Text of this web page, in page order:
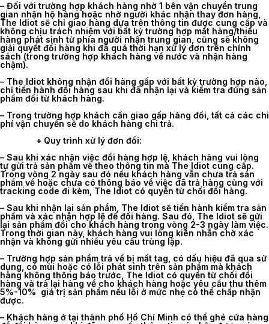
– Đối với trường hợp khách hàng nhờ 1 bên vận chuyển trung
gian nhận hộ hàng hoặc nhờ người khác nhận thay đơn hàng,
The Idiot sẽ chỉ giao hàng dựa trên thông tin được cung cấp và
không chịu trách nhiệm với bất kỳ trường hợp mất hàng/thiếu
hàng phát sinh từ phía người nhận trung gian, cũng sẽ không
giải quyết đổi hàng khi đã quá thời hạn xử lý đơn trên chính
sách (trong trường hợp khách hàng về nước và nhận hàng
chậm).
– The Idiot không nhận đổi hàng gấp với bất kỳ trường hợp nào,
chỉ tiến hành đổi hàng sau khi đã nhận lại và kiểm tra đúng sản
phẩm đổi từ khách hàng.
– Trong trường hợp khách cần giao gấp hàng đổi, tất cả các chi
phí vận chuyển sẽ do khách hàng chi trả.
+ Quy trình xử lý đơn đổi:
– Sau khi xác nhận việc đổi hàng hợp lệ, khách hàng vui lòng
tự gửi trả sản phẩm về theo thông tin mà The Idiot cung cấp.
Trong vòng 2 ngày sau đó nếu khách hàng vẫn chưa trả sản
phẩm về hoặc chưa có thông báo về việc đã trả hàng cùng với
tracking code đi kèm, The Idiot có quyền từ chối đổi hàng.
– Sau khi nhận lại sản phẩm, The Idiot sẽ tiến hành kiểm tra sản
phẩm và xác nhận hợp lệ để đổi hàng. Sau đó, The Idiot sẽ gửi
lại sản phẩm đổi cho khách hàng trong vòng 2-3 ngày làm việc.
Trong thời gian này, khách hàng vui lòng kiên nhẫn chờ xác
nhận và không gửi nhiều yêu cầu trùng lặp.
– Trường hợp sản phẩm trả về bị mất tag, có dấu hiệu đã qua sử
dụng, có mùi hoặc có lỗi phát sinh trên sản phẩm mà khách
hàng không thông báo trước, The Idiot có quyền từ chối đổi
hàng và trả lại hàng về cho khách hàng hoặc yêu cầu thu thêm
5%-10% giá trị sản phẩm nếu lỗi ở mức nhẹ có thể chấp nhận
được.
– Khách hàng ở tại thành phố Hồ Chí Minh có thể ghé cửa hàng